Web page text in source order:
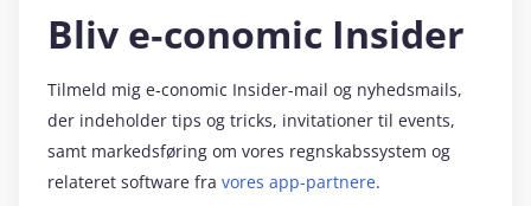
Bliv e‑conomic Insider
Tilmeld mig e‑conomic Insider-mail og nyhedsmails,
der indeholder tips og tricks, invitationer til events,
samt markedsføring om vores regnskabssystem og
relateret software fra vores app-partnere.